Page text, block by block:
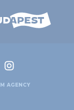
AGENCY